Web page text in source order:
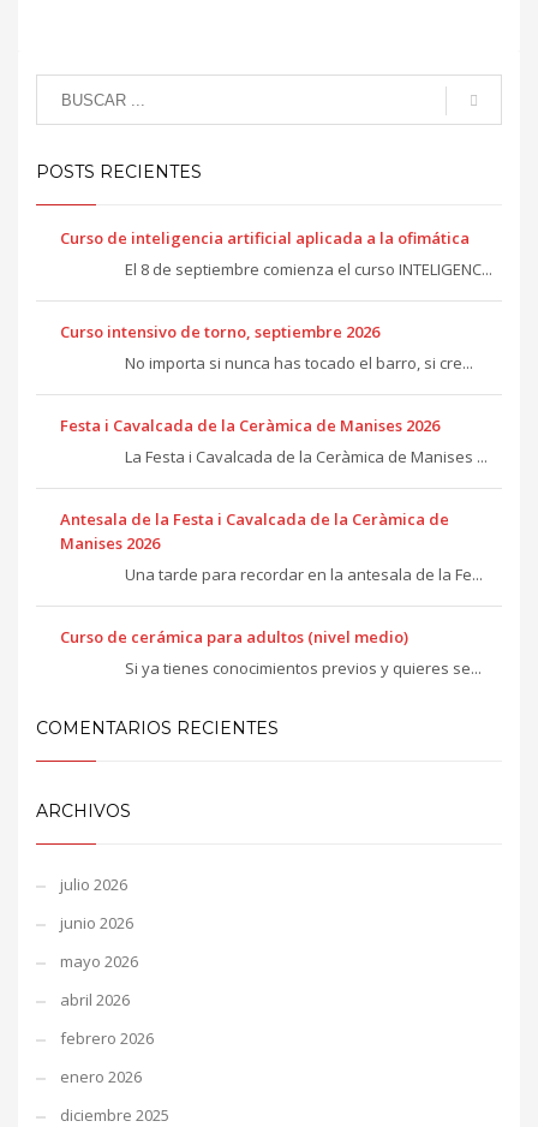
POSTS RECIENTES
Curso de inteligencia artificial aplicada a la ofimática
El 8 de septiembre comienza el curso INTELIGENC...
Curso intensivo de torno, septiembre 2026
No importa si nunca has tocado el barro, si cre...
Festa i Cavalcada de la Ceràmica de Manises 2026
La Festa i Cavalcada de la Ceràmica de Manises ...
Antesala de la Festa i Cavalcada de la Ceràmica de
Manises 2026
Una tarde para recordar en la antesala de la Fe...
Curso de cerámica para adultos (nivel medio)
Si ya tienes conocimientos previos y quieres se...
COMENTARIOS RECIENTES
ARCHIVOS
julio 2026
junio 2026
mayo 2026
abril 2026
febrero 2026
enero 2026
diciembre 2025